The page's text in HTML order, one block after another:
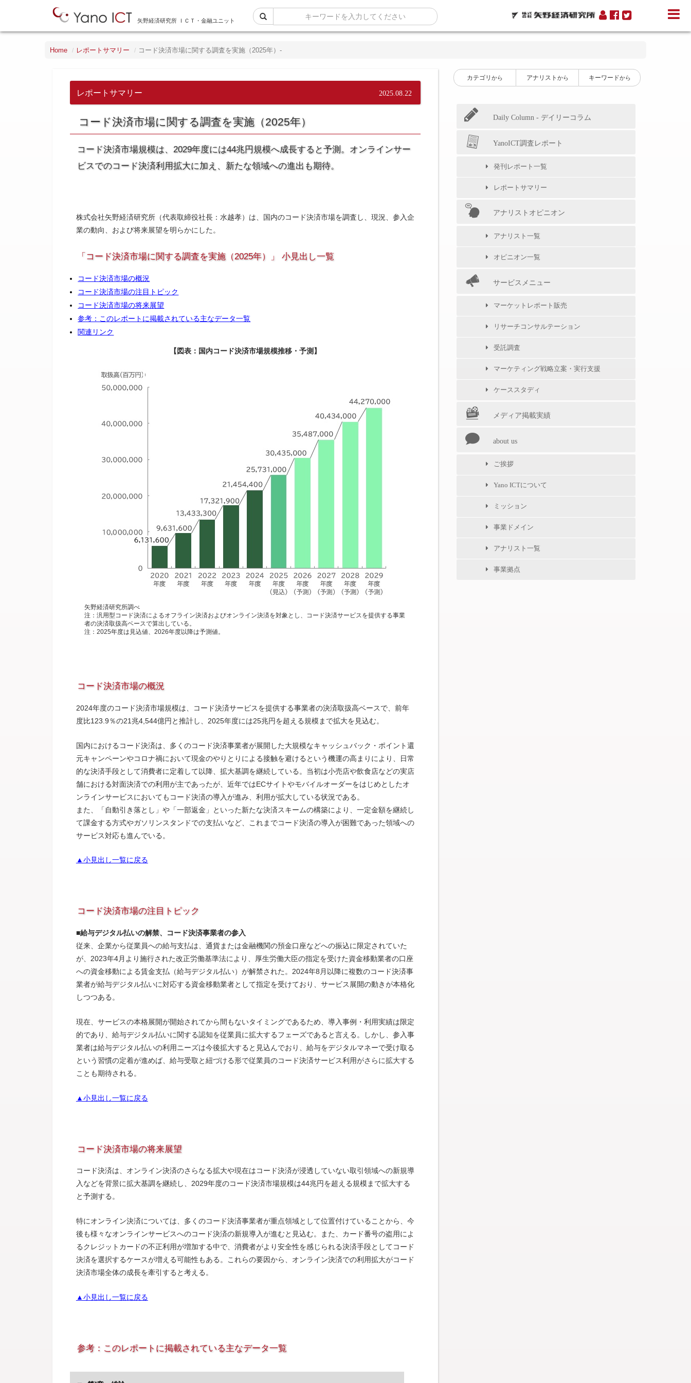
矢野経済研究所 ＩＣＴ・金融ユニット
Home レポートサマリー コード決済市場に関する調査を実施（2025年）-
レポートサマリー 2025.08.22
コード決済市場に関する調査を実施（2025年）
コード決済市場規模は、2029年度には44兆円規模へ成長すると予測。オンラインサー
ビスでのコード決済利用拡大に加え、新たな領域への進出も期待。
株式会社矢野経済研究所（代表取締役社長：水越孝）は、国内のコード決済市場を調査し、現況、参入企
業の動向、および将来展望を明らかにした。
「コード決済市場に関する調査を実施（2025年）」 小見出し一覧
コード決済市場の概況
コード決済市場の注目トピック
コード決済市場の将来展望
参考：このレポートに掲載されている主なデータ一覧
関連リンク
【図表：国内コード決済市場規模推移・予測】
矢野経済研究所調べ
注：汎用型コード決済によるオフライン決済およびオンライン決済を対象とし、コード決済サービスを提供する事業
者の決済取扱高ベースで算出している。
注：2025年度は見込値、2026年度以降は予測値。
コード決済市場の概況
2024年度のコード決済市場規模は、コード決済サービスを提供する事業者の決済取扱高ベースで、前年
度比123.9％の21兆4,544億円と推計し、2025年度には25兆円を超える規模まで拡大を見込む。
国内におけるコード決済は、多くのコード決済事業者が展開した大規模なキャッシュバック・ポイント還
元キャンペーンやコロナ禍において現金のやりとりによる接触を避けるという機運の高まりにより、日常
的な決済手段として消費者に定着して以降、拡大基調を継続している。当初は小売店や飲食店などの実店
舗における対面決済での利用が主であったが、近年ではECサイトやモバイルオーダーをはじめとしたオ
ンラインサービスにおいてもコード決済の導入が進み、利用が拡大している状況である。
また、「自動引き落とし」や「一部返金」といった新たな決済スキームの構築により、一定金額を継続し
て課金する方式やガソリンスタンドでの支払いなど、これまでコード決済の導入が困難であった領域への
サービス対応も進んでいる。
▲小見出し一覧に戻る
コード決済市場の注目トピック
■給与デジタル払いの解禁、コード決済事業者の参入
従来、企業から従業員への給与支払は、通貨または金融機関の預金口座などへの振込に限定されていた
が、2023年4月より施行された改正労働基準法により、厚生労働大臣の指定を受けた資金移動業者の口座
への資金移動による賃金支払（給与デジタル払い）が解禁された。2024年8月以降に複数のコード決済事
業者が給与デジタル払いに対応する資金移動業者として指定を受けており、サービス展開の動きが本格化
しつつある。
現在、サービスの本格展開が開始されてから間もないタイミングであるため、導入事例・利用実績は限定
的であり、給与デジタル払いに関する認知を従業員に拡大するフェーズであると言える。しかし、参入事
業者は給与デジタル払いの利用ニーズは今後拡大すると見込んでおり、給与をデジタルマネーで受け取る
という習慣の定着が進めば、給与受取と紐づける形で従業員のコード決済サービス利用がさらに拡大する
ことも期待される。
▲小見出し一覧に戻る
コード決済市場の将来展望
コード決済は、オンライン決済のさらなる拡大や現在はコード決済が浸透していない取引領域への新規導
入などを背景に拡大基調を継続し、2029年度のコード決済市場規模は44兆円を超える規模まで拡大する
と予測する。
特にオンライン決済については、多くのコード決済事業者が重点領域として位置付けていることから、今
後も様々なオンラインサービスへのコード決済の新規導入が進むと見込む。また、カード番号の盗用によ
るクレジットカードの不正利用が増加する中で、消費者がより安全性を感じられる決済手段としてコード
決済を選択するケースが増える可能性もある。これらの要因から、オンライン決済での利用拡大がコード
決済市場全体の成長を牽引すると考える。
▲小見出し一覧に戻る
参考：このレポートに掲載されている主なデータ一覧
カテゴリ から アナリスト から キーワードから
Daily Column - デイリーコラム
YanoICT調査レポート
発刊レポート一覧
レポートサマリー
アナリストオピニオン
アナリスト一覧
オピニオン一覧
サービスメニュー
マーケットレポート販売
リサーチコンサルテーション
受託調査
マーケティング戦略立案・実行支援
ケーススタディ
メディア掲載実績
about us
ご挨拶
Yano ICTについて
ミッション
事業ドメイン
アナリスト一覧
事業拠点